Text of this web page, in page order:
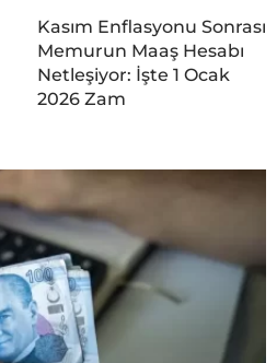
Kasım Enflasyonu Sonrası
Memurun Maaş Hesabı
Netleşiyor: İşte 1 Ocak
2026 Zam